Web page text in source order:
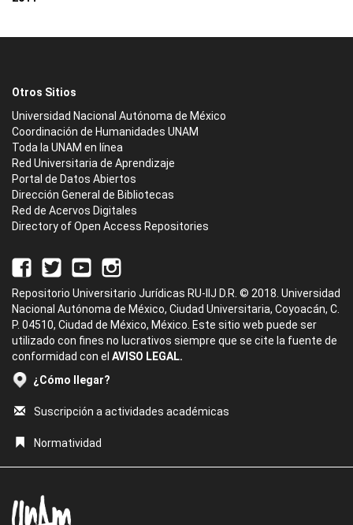
Otros Sitios
Universidad Nacional Autónoma de México
Coordinación de Humanidades UNAM
Toda la UNAM en línea
Red Universitaria de Aprendizaje
Portal de Datos Abiertos
Dirección General de Bibliotecas
Red de Acervos Digitales
Directory of Open Access Repositories
Repositorio Universitario Jurídicas RU-IIJ D.R. © 2018. Universidad
Nacional Autónoma de México, Ciudad Universitaria, Coyoacán, C.
P. 04510, Ciudad de México, México. Este sitio web puede ser
utilizado con fines no lucrativos siempre que se cite la fuente de
conformidad con el AVISO LEGAL.
¿Cómo llegar?
Suscripción a actividades académicas
Normatividad